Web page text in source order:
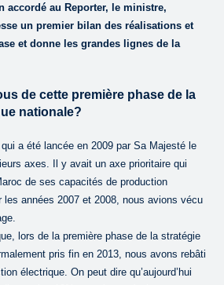
accordé au Reporter, le ministre,
un premier bilan des réalisations et
et donne les grandes lignes de la
de cette première phase de la
nationale?
qui a été lancée en 2009 par Sa Majesté le
axes. Il y avait un axe prioritaire qui
de ses capacités de production
les années 2007 et 2008, nous avions vécu
lors de la première phase de la stratégie
pris fin en 2013, nous avons rebâti
électrique. On peut dire qu’aujourd’hui